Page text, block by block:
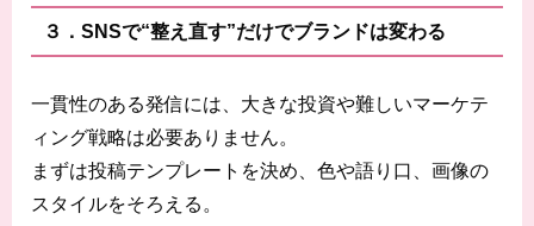
３．SNSで“整え直す”だけでブランドは変わる
一貫性のある発信には、大きな投資や難しいマーケテ
ィング戦略は必要ありません。
まずは投稿テンプレートを決め、色や語り口、画像の
スタイルをそろえる。